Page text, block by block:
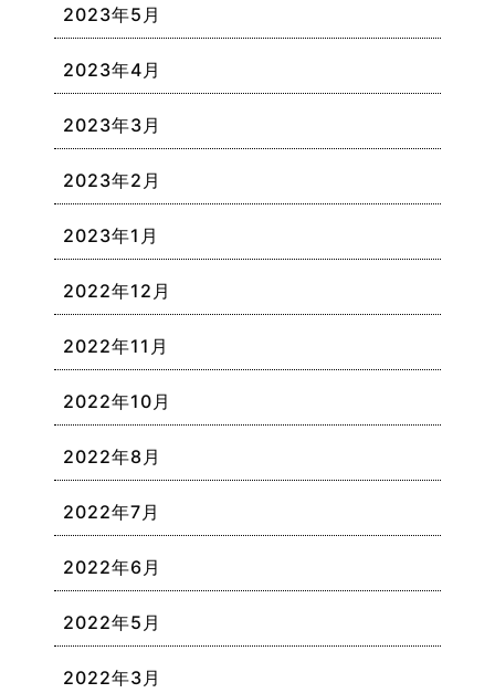
2023年5月
2023年4月
2023年3月
2023年2月
2023年1月
2022年12月
2022年11月
2022年10月
2022年8月
2022年7月
2022年6月
2022年5月
2022年3月